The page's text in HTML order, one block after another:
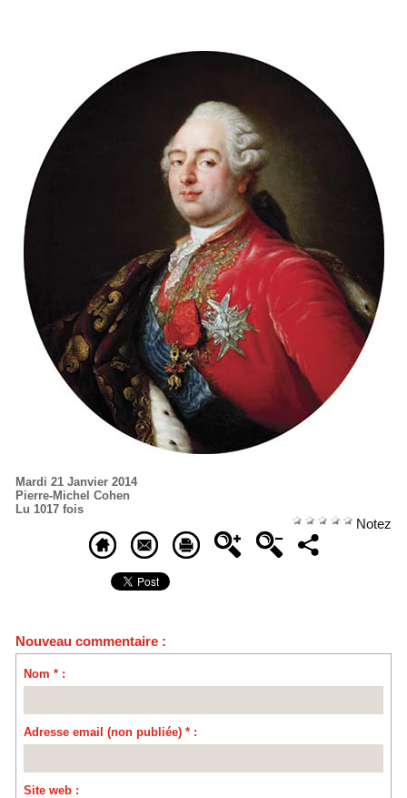
Mardi 21 Janvier 2014
Pierre-Michel Cohen
Lu 1017 fois
Notez
Nouveau commentaire :
Nom * :
Adresse email (non publiée) * :
Site web :